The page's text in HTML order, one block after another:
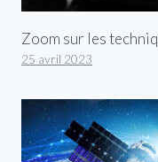
Zoom sur les
25 avril 2023